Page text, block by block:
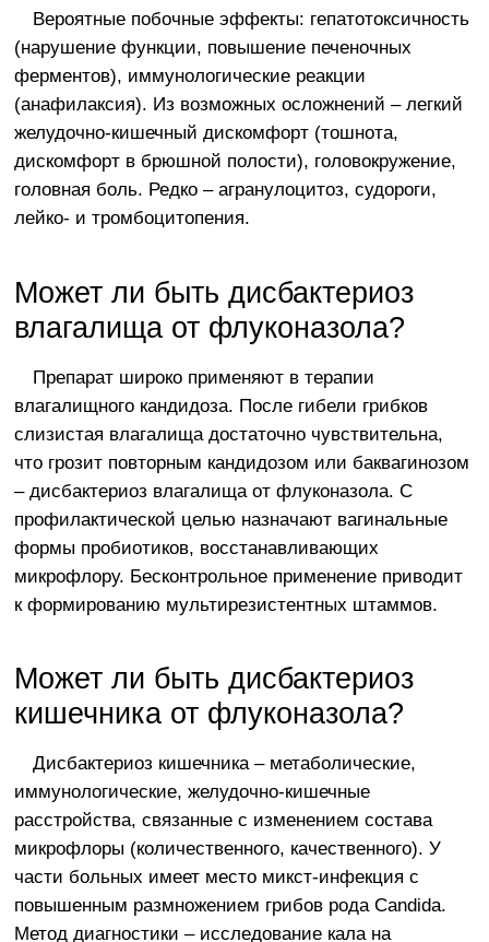
Вероятные побочные эффекты: гепатотоксичность
(нарушение функции, повышение печеночных
ферментов), иммунологические реакции
(анафилаксия). Из возможных осложнений – легкий
желудочно-кишечный дискомфорт (тошнота,
дискомфорт в брюшной полости), головокружение,
головная боль. Редко – агранулоцитоз, судороги,
лейко- и тромбоцитопения.
Может ли быть дисбактериоз
влагалища от флуконазола?
Препарат широко применяют в терапии
влагалищного кандидоза. После гибели грибков
слизистая влагалища достаточно чувствительна,
что грозит повторным кандидозом или баквагинозом
– дисбактериоз влагалища от флуконазола. С
профилактической целью назначают вагинальные
формы пробиотиков, восстанавливающих
микрофлору. Бесконтрольное применение приводит
к формированию мультирезистентных штаммов.
Может ли быть дисбактериоз
кишечника от флуконазола?
Дисбактериоз кишечника – метаболические,
иммунологические, желудочно-кишечные
расстройства, связанные с изменением состава
микрофлоры (количественного, качественного). У
части больных имеет место микст-инфекция с
повышенным размножением грибов рода Candida.
Метод диагностики – исследование кала на